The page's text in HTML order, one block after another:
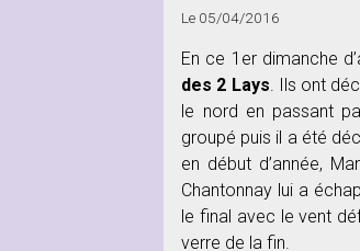
Le 05/04/2016
En ce 1er dimanche
des 2 Lays. Ils ont
le nord en passant
groupé puis il a été
en début d’année,
Chantonnay lui a
le final avec le vent
verre de la fin.